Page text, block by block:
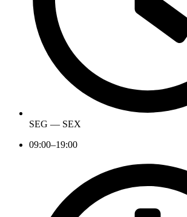
SEG — SEX
09:00–19:00